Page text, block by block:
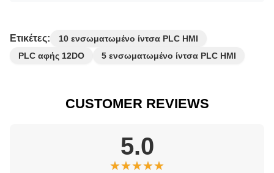
Ετικέτες:
10 ενσωματωμένο ίντσα PLC HMI
PLC αφής 12DO
5 ενσωματωμένο ίντσα PLC HMI
CUSTOMER REVIEWS
5.0
★★★★★
★★★★★